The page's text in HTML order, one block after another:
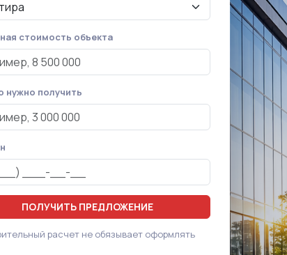
стоимость объекта
нужно получить
ПОЛУЧИТЬ ПРЕДЛОЖЕНИЕ
расчет не обязывает оформлять